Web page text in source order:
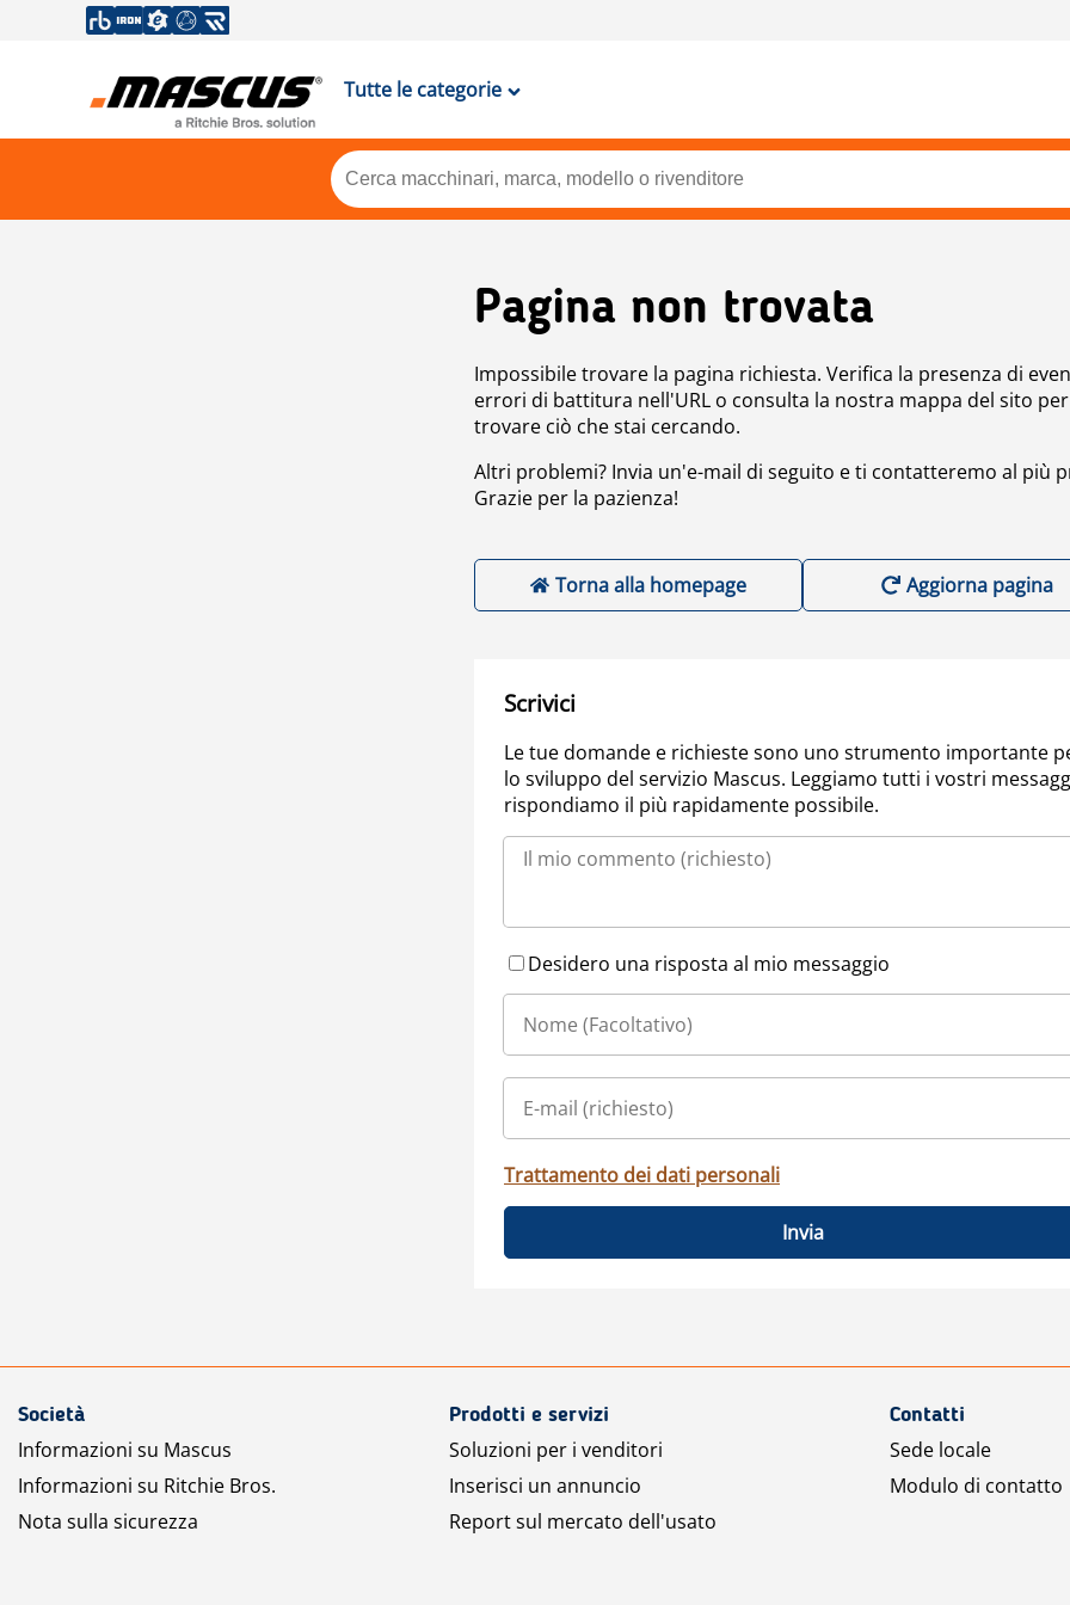
Tutte le categorie
Pagina non trovata
Impossibile trovare la pagina richiesta. Verifica la presenza di
errori di battitura nell'URL o consulta la nostra mappa del sito per
trovare ciò che stai cercando.
Altri problemi? Invia un'e-mail di seguito e ti contatteremo al più
Grazie per la pazienza!
Torna alla homepage Aggiorna pagina
Scrivici
Le tue domande e richieste sono uno strumento importante
lo sviluppo del servizio Mascus. Leggiamo tutti i vostri
rispondiamo il più rapidamente possibile.
Desidero una risposta al mio messaggio
Trattamento dei dati personali
Invia
Società
Informazioni su Mascus
Informazioni su Ritchie Bros.
Nota sulla sicurezza
Prodotti e servizi
Soluzioni per i venditori
Inserisci un annuncio
Report sul mercato dell'usato
Contatti
Sede locale
Modulo di contatto